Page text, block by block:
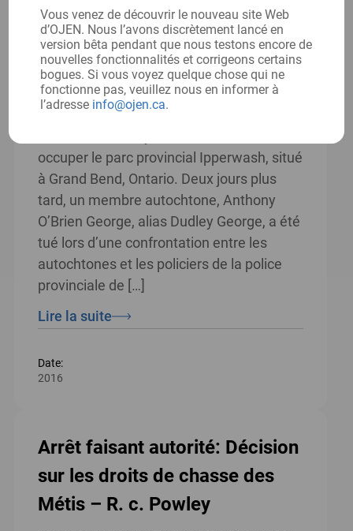
Arrêts faisant autorité :
L’enquête sur Ipperwash
Le 4 septembre 1995, les Chippewas de la
occuper le parc provincial Ipperwash, situé
à Grand Bend, Ontario. Deux jours plus
tard, un membre autochtone, Anthony
O’Brien George, alias Dudley George, a été
tué lors d’une confrontation entre les
autochtones et les policiers de la police
provinciale de […]
Lire la suite
Date:
2016
Arrêt faisant autorité: Décision
sur les droits de chasse des
Métis – R. c. Powley
Vous venez de découvrir le nouveau site Web
d’OJEN. Nous l’avons discrètement lancé en
version bêta pendant que nous testons encore de
nouvelles fonctionnalités et corrigeons certains
bogues. Si vous voyez quelque chose qui ne
fonctionne pas, veuillez nous en informer à
l’adresse info@ojen.ca.